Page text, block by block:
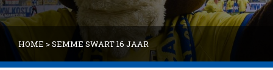
HOME >SEMME SWART 16 JAAR